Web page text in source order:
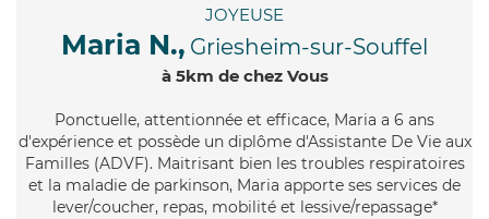
JOYEUSE
Maria N., Griesheim-sur-Souffel
à 5km de chez Vous
Ponctuelle, attentionnée et efficace, Maria a 6 ans
d'expérience et possède un diplôme d'Assistante De Vie aux
Familles (ADVF). Maitrisant bien les troubles respiratoires
et la maladie de parkinson, Maria apporte ses services de
lever/coucher, repas, mobilité et lessive/repassage*